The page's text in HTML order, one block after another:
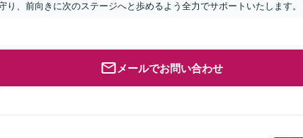
、前向きに次のステージへと歩めるよう全力でサポートいたします。
メールでお問い合わせ